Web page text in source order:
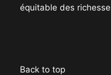
équitable des
Back to top